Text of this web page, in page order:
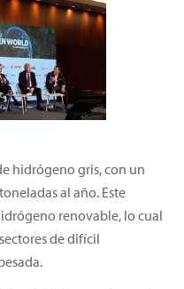
hidrógeno gris, con un
al año. Este
renovable, lo cual
de difícil